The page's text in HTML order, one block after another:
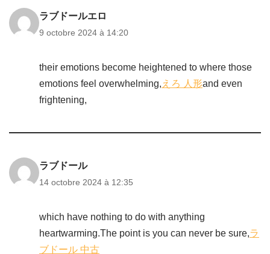
ラブドールエロ
9 octobre 2024 à 14:20
their emotions become heightened to where those
emotions feel overwhelming, えろ 人形and even
frightening,
ラブドール
14 octobre 2024 à 12:35
which have nothing to do with anything
heartwarming.The point is you can never be sure,ラ
ブドール 中古